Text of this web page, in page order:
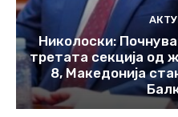
Николоски:
третата секција од
8, Македонија